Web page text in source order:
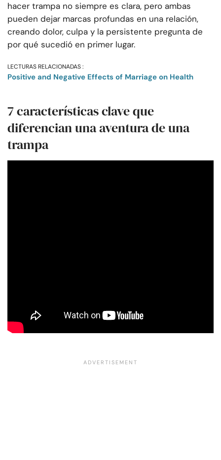
hacer trampa no siempre es clara, pero ambas
pueden dejar marcas profundas en una relación,
creando dolor, culpa y la persistente pregunta de
por qué sucedió en primer lugar.
LECTURAS RELACIONADAS :
Positive and Negative Effects of Marriage on Health
7 características clave que
diferencian una aventura de una
trampa